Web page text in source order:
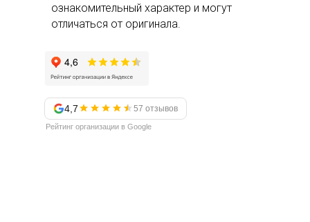
ознакомительный характер и могут
отличаться от оригинала.
4,7 57 отзывов
Рейтинг организации в Google